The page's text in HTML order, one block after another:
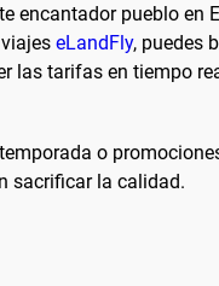
encantador pueblo
eLandFly, puedes
tarifas en tiempo
o
sacrificar la calidad.